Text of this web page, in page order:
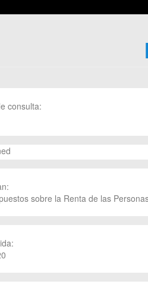
consulta:
sobre la Renta de las